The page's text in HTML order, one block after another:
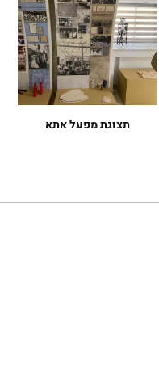
תצוגת מפעל אתא